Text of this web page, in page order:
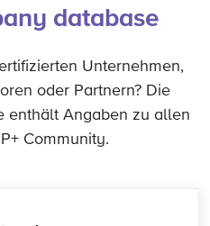
database
Unternehmen,
oder Partnern? Die
enthält Angaben zu allen
Community.